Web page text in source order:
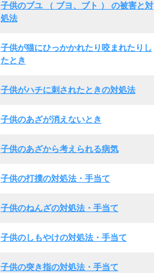
子供のブユ （ ブヨ、ブト ） の被害と対
処法
子供が猫にひっかかれたり咬まれたりし
たとき
子供がハチに刺されたときの対処法
子供のあざが消えないとき
子供のあざから考えられる病気
子供の打撲の対処法・手当て
子供のねんざの対処法・手当て
子供のしもやけの対処法・手当て
子供の突き指の対処法・手当て